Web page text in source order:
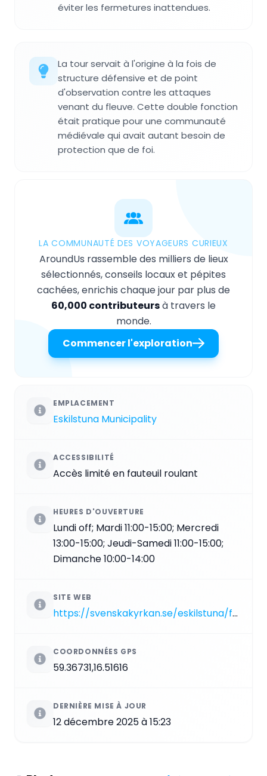
éviter les fermetures inattendues.
La tour servait à l'origine à la fois de
structure défensive et de point
d'observation contre les attaques
venant du fleuve. Cette double fonction
était pratique pour une communauté
médiévale qui avait autant besoin de
protection que de foi.
LA COMMUNAUTÉ DES VOYAGEURS CURIEUX
AroundUs rassemble des milliers de lieux
sélectionnés, conseils locaux et pépites
cachées, enrichis chaque jour par plus de
60,000 contributeursà travers le
monde.
Commencer l'exploration
EMPLACEMENT
Eskilstuna Municipality
ACCESSIBILITÉ
Accès limité en fauteuil roulant
HEURES D'OUVERTURE
Lundi off; Mardi 11:00-15:00; Mercredi
13:00-15:00; Jeudi-Samedi 11:00-15:00;
Dimanche 10:00-14:00
SITE WEB
https://svenskakyrkan.se/eskilstuna/fors-kyrka
COORDONNÉES GPS
59.36731,16.51616
DERNIÈRE MISE À JOUR
12 décembre 2025 à 15:23